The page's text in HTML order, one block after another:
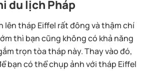
du lịch Pháp
lên tháp Eiffel rất đông và thậm chí
thì bạn cũng không có khả năng
trọn tòa tháp này. Thay vào đó,
bạn có thể chụp ảnh với tháp Eiffel